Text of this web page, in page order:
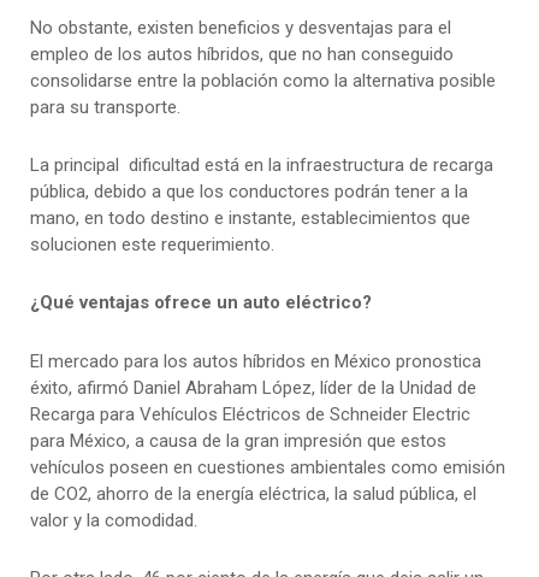
No obstante, existen beneficios y desventajas para el
empleo de los autos híbridos, que no han conseguido
consolidarse entre la población como la alternativa posible
para su transporte.
La principal dificultad está en la infraestructura de recarga
pública, debido a que los conductores podrán tener a la
mano, en todo destino e instante, establecimientos que
solucionen este requerimiento.
¿Qué ventajas ofrece un auto eléctrico?
El mercado para los autos híbridos en México pronostica
éxito, afirmó Daniel Abraham López, líder de la Unidad de
Recarga para Vehículos Eléctricos de Schneider Electric
para México, a causa de la gran impresión que estos
vehículos poseen en cuestiones ambientales como emisión
de CO2, ahorro de la energía eléctrica, la salud pública, el
valor y la comodidad.